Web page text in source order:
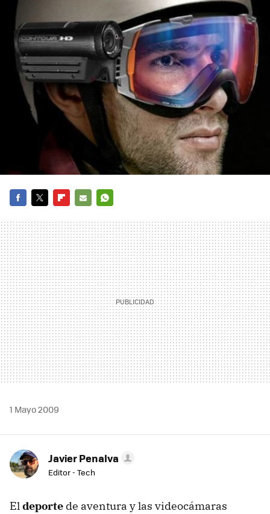
MAIL
1 Mayo 2009
Javier Penalva
Editor - Tech
Eldeporte de aventura y las videocámaras